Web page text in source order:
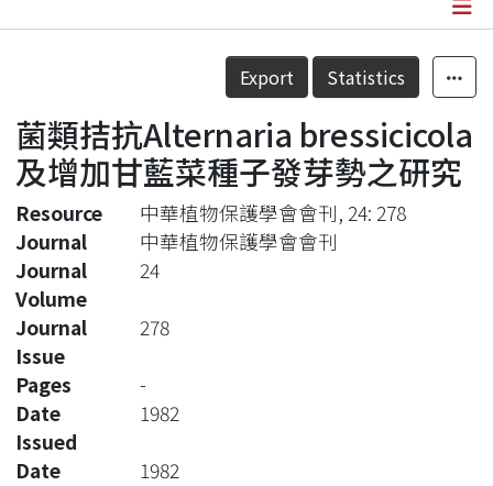
Statistics
Details
Export Statistics
菌類拮抗Alternaria bressicicola
及增加甘藍菜種子發芽勢之研究
Resource
中華植物保護學會會刊, 24: 278
Journal
中華植物保護學會會刊
Journal
Volume
24
Journal
Issue
278
Pages
-
Date
Issued
1982
Date
1982